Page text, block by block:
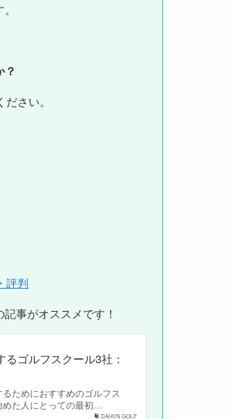
？
さい。
評判
事がオススメです！
DAIKIN GOLF
ゴルフスクール3社：
ためにおすすめのゴルフス
めた人にとっての最初…